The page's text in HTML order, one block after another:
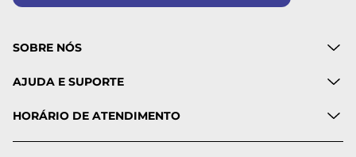
SOBRE NÓS
AJUDA E SUPORTE
HORÁRIO DE ATENDIMENTO